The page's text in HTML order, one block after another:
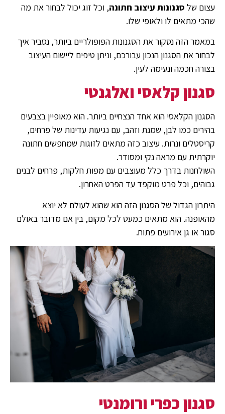
עצום של סגנונות עיצוב חתונה, וכל זוג יכול לבחור את מה
שהכי מתאים לו ולאופי שלו.
במאמר הזה נסקור את הסגנונות הפופולריים ביותר, נסביר איך
לבחור את הסגנון הנכון עבורכם, וניתן טיפים ליישום העיצוב
בצורה חכמה ונעימה לעין.
סגנון קלאסי ואלגנטי
הסגנון הקלאסי הוא אחד הנצחיים ביותר. הוא מאופיין בצבעים
בהירים כמו לבן, שמנת וזהב, עם נגיעות עדינות של פרחים,
קריסטלים ונרות. עיצוב כזה מתאים לזוגות שמחפשים חתונה
יוקרתית עם מראה נקי ומסודר.
השולחנות בדרך כלל מעוצבים עם מפות חלקות, פרחים לבנים
גבוהים, וכל פרט מוקפד עד הפרט האחרון.
היתרון הגדול של הסגנון הזה הוא שהוא לעולם לא יוצא
מהאופנה. הוא מתאים כמעט לכל מקום, בין אם מדובר באולם
סגור או גן אירועים פתוח.
סגנון כפרי ורומנטי